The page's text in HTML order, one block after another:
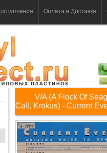
Оплата и Доставка
V/A (A Flock Of
Call, Krokus) - Current